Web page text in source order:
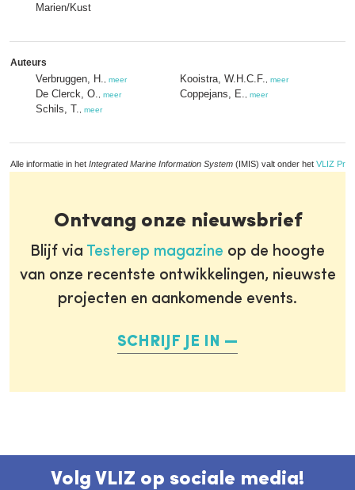
Marien/Kust
Auteurs
Verbruggen, H. meer
De Clerck, O. meer
Schils, T. meer
Kooistra, W.H.C.F. meer
Coppejans, E. meer
Alle informatie in het Integrated Marine Information System (IMIS) valt onder het VLIZ
Ontvang onze nieuwsbrief
Blijf via Testerep magazine op de hoogte
van onze recentste ontwikkelingen, nieuwste
projecten en aankomende events.
SCHRIJF JE IN
Volg VLIZ op sociale media!